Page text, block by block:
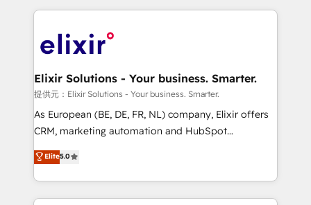
HIPAA-aware; CASL-compliant; GDPR-ready
implementations where required 💡 Why 500+
built to scale.
applications of our solutions; Technical HubSpot
Design, Migrations + Integrations. Mole Street’s
greatness, which is achieved through creating
absolute clarity, derived from a well-defined
strategy, executed well, and reported on with clear
results. The culture is driven by core values; Joy, Grit,
Mindedness, and Clarity. We are driven to win for the
collective good of the company and its clientele, and
Elixir Solutions - Your business. Smarter.
提供元：Elixir Solutions - Your business. Smarter.
As European (BE, DE, FR, NL) company, Elixir offers
CRM, marketing automation and HubSpot
integration products and services to mid-market
and enterprise customers. We ensure that your sales,
service and marketing department operates in the
most effective way, while at the same time
Elite5.0